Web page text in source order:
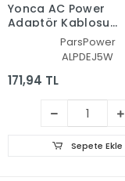
Yonca AC Power
Adaptör Kablosu
(Pars Power)ParsPower
ALPDEJ5W
171,94 TL
Sepete Ekle